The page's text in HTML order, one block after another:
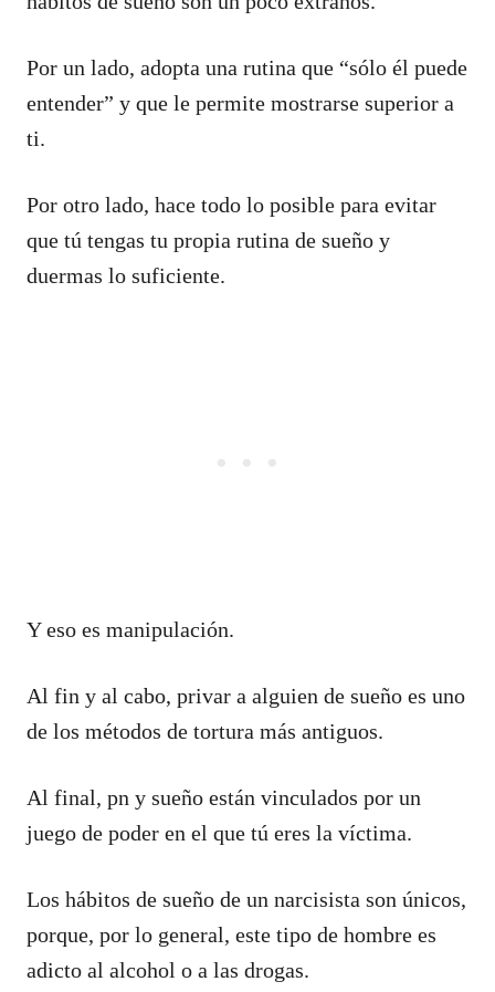
Por un lado, adopta una rutina que “sólo él puede
entender” y que le permite mostrarse superior a
ti.
Por otro lado, hace todo lo posible para evitar
que tú tengas tu propia rutina de sueño y
duermas lo suficiente.
Y eso es manipulación.
Al fin y al cabo, privar a alguien de sueño es uno
de los métodos de tortura más antiguos.
Al final, pn y sueño están vinculados por un
juego de poder en el que tú eres la víctima.
Los hábitos de sueño de un narcisista son únicos,
porque, por lo general, este tipo de hombre es
adicto al alcohol o a las drogas.